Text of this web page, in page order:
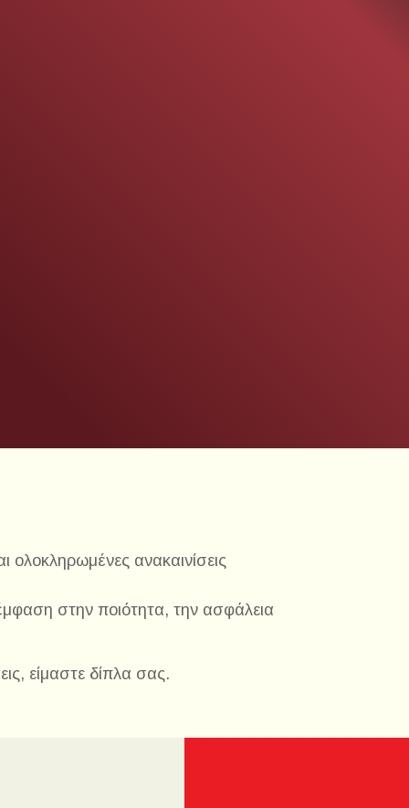
ολοκληρωμένες ανακαινίσεις
στην ποιότητα, την ασφάλεια
είμαστε δίπλα σας.